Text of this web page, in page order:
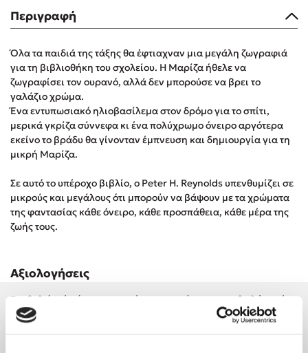
Δημοφιλείς Συγγραφείς
Φυστίκι ΠουΚυλάει
Παύλος Καστανάς
El Sombrero
Στέφανος Ξενάκης
Κατρίνα Τσάνταλη
Lucinda Riley
Mimi Matthews
Benzamin Bécue
Περιγραφή
Όλα τα παιδιά της τάξης θα έφτιαχναν μια μεγάλη ζωγραφιά
για τη βιβλιοθήκη του σχολείου. Η Μαρίζα ήθελε να
ζωγραφίσει τον ουρανό, αλλά δεν μπορούσε να βρει το
γαλάζιο χρώμα.
Ένα εντυπωσιακό ηλιοβασίλεμα στον δρόμο για το σπίτι,
μερικά γκρίζα σύννεφα κι ένα πολύχρωμο όνειρο αργότερα
εκείνο το βράδυ θα γίνονταν έμπνευση και δημιουργία για τη
μικρή Μαρίζα.
Σε αυτό το υπέροχο βιβλίο, ο Peter H. Reynolds υπενθυμίζει σε
μικρούς και μεγάλους ότι μπορούν να βάψουν με τα χρώματα
της φαντασίας κάθε όνειρο, κάθε προσπάθεια, κάθε μέρα της
ζωής τους.
Αξιολογήσεις
Συνδεθείτε ή κάντε εγγραφή για να γράψετε την αξιολόγησή
σας